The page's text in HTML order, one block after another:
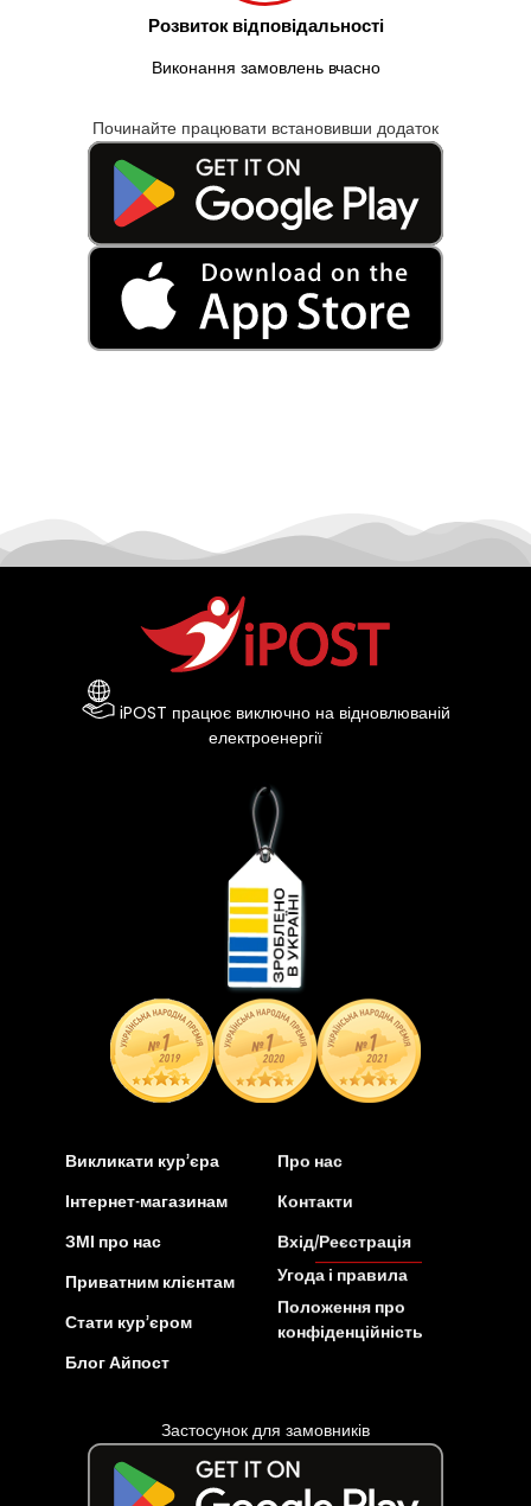
Розвиток відповідальності
Виконання замовлень вчасно
Починайте працювати встановивши додаток
iPOST працює виключно на відновлюваній
електроенергії
Викликати кур’єра
Інтернет-магазинам
ЗМІ про нас
Приватним клієнтам
Стати кур’єром
Блог Айпост
Про нас
Контакти
Вхід/Реєстрація
Угода і правила
Положення про
конфіденційність
Застосунок для замовників